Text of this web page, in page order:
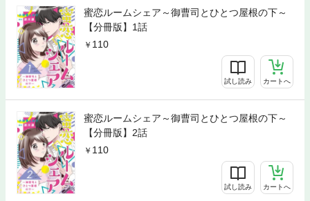
蜜恋ルームシェア～御曹司とひとつ屋根の下～
【分冊版】1話
110
試し読み カートへ
蜜恋ルームシェア～御曹司とひとつ屋根の下～
【分冊版】2話
110
試し読み カートへ